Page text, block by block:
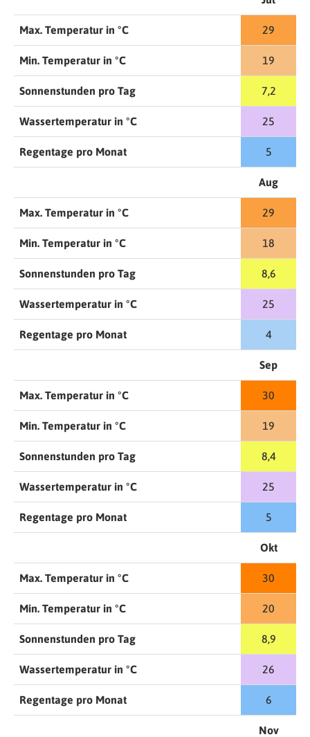
Max. Temperatur in °C 29
Min. Temperatur in °C 19
Sonnenstunden pro Tag 7,2
Wassertemperatur in °C 25
Regentage pro Monat 5
Aug
Max. Temperatur in °C 29
Min. Temperatur in °C 18
Sonnenstunden pro Tag 8,6
Wassertemperatur in °C 25
Regentage pro Monat 4
Sep
Max. Temperatur in °C 30
Min. Temperatur in °C 19
Sonnenstunden pro Tag 8,4
Wassertemperatur in °C 25
Regentage pro Monat 5
Okt
Max. Temperatur in °C 30
Min. Temperatur in °C 20
Sonnenstunden pro Tag 8,9
Wassertemperatur in °C 26
Regentage pro Monat 6
Nov